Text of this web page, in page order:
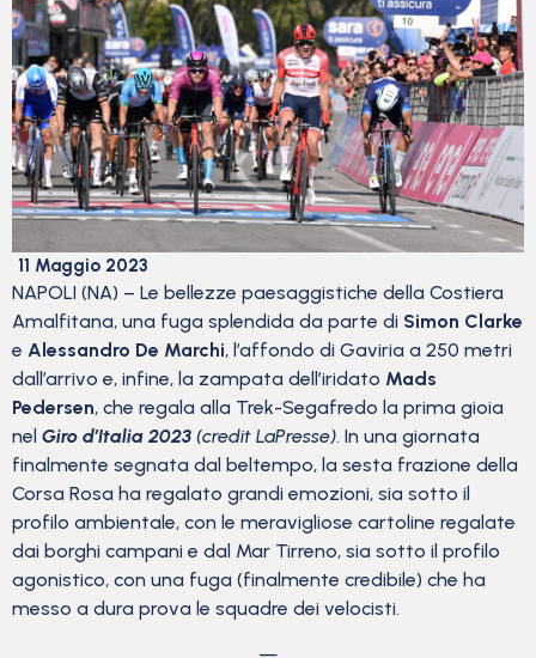
11 Maggio 2023
NAPOLI (NA) – Le bellezze paesaggistiche della Costiera
Amalfitana, una fuga splendida da parte di Simon Clarke
e Alessandro De Marchi, l’affondo di Gaviria a 250 metri
dall’arrivo e, infine, la zampata dell’iridato Mads
Pedersen, che regala alla Trek-Segafredo la prima gioia
nel Giro d’Italia 2023 (credit LaPresse). In una giornata
finalmente segnata dal beltempo, la sesta frazione della
Corsa Rosa ha regalato grandi emozioni, sia sotto il
profilo ambientale, con le meravigliose cartoline regalate
dai borghi campani e dal Mar Tirreno, sia sotto il profilo
agonistico, con una fuga (finalmente credibile) che ha
messo a dura prova le squadre dei velocisti.